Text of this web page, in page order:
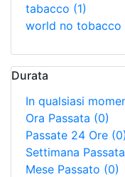
tabacco (1)
world no tobacco
Durata
In qualsiasi
Ora Passata (0)
Passate 24 Ore (0)
Settimana Passata
Mese Passato (0)